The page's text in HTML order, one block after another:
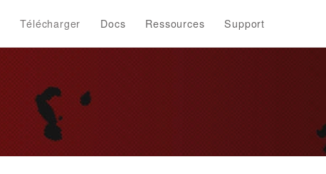
Télécharger Docs Ressources Support